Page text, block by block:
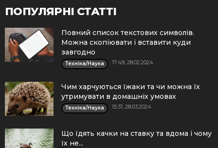
ПОПУЛЯРНІ СТАТТІ
Повний список текстових символів.
Можна скопіювати і вставити куди
завгодно
Техніка/Наука 17:49, 28.02.2024
Чим харчуються їжаки та чи можна їх
утримувати в домашніх умовах
Техніка/Наука 15:31, 28.03.2024
Що їдять качки на ставку та вдома і чому
їх не...